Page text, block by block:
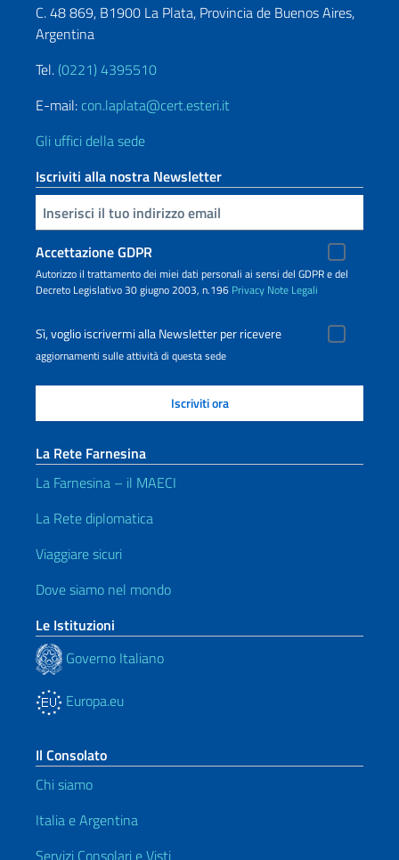
C. 48 869, B1900 La Plata, Provincia de Buenos Aires,
Argentina
Tel. (0221) 4395510
E-mail: con.laplata@cert.esteri.it
Gli uffici della sede
Iscriviti alla nostra Newsletter
Inserisci la tua email
Accettazione GDPR
Autorizzo il trattamento dei miei dati personali ai sensi del GDPR e del
Decreto Legislativo 30 giugno 2003, n.196 Privacy Note Legali
Sì, voglio iscrivermi alla Newsletter per ricevere
aggiornamenti sulle attività di questa sede
La Rete Farnesina
La Farnesina – il MAECI
La Rete diplomatica
Viaggiare sicuri
Dove siamo nel mondo
Le Istituzioni
Governo Italiano
Europa.eu
Il Consolato
Chi siamo
Italia e Argentina
Servizi Consolari e Visti